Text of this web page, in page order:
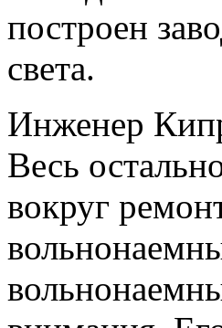
построен
света.
Инженер
Весь
вокруг